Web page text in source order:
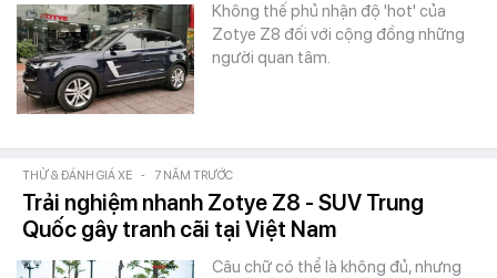
Không thế phủ nhận độ 'hot' của
Zotye Z8 đối với cộng đồng những
người quan tâm.
THỬ & ĐÁNH GIÁ XE - 7 NĂM TRƯỚC
Trải nghiệm nhanh Zotye Z8 - SUV Trung
Quốc gây tranh cãi tại Việt Nam
Câu chữ có thể là không đủ, nhưng